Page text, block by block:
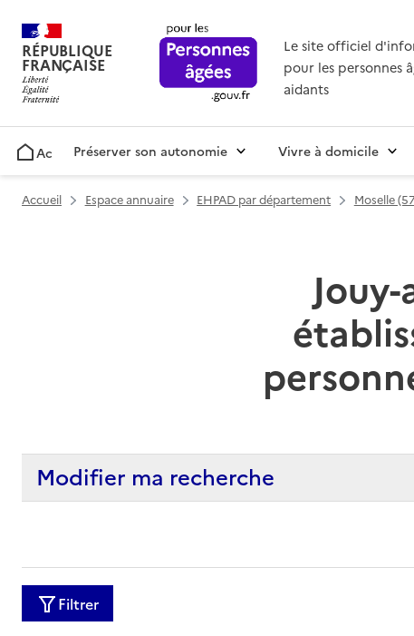
RÉPUBLIQUE
FRANÇAISE
Le site officiel
pour les personnes
aidants
AccueilPréserver son autonomie Vivre à domicile
Accueil Espace annuaire EHPAD par département Moselle
Modifier ma recherche
Filtrer